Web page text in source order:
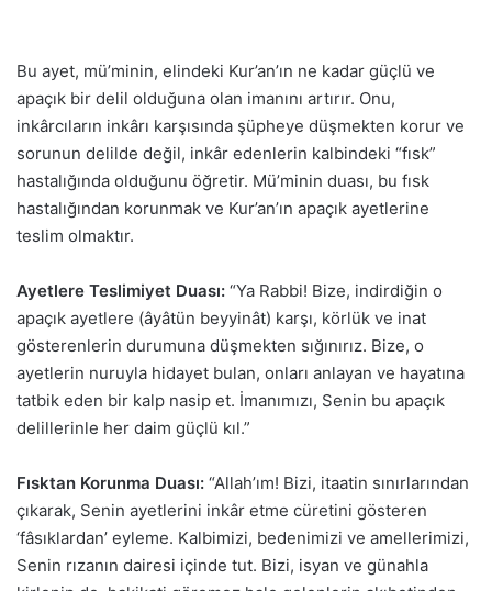
Bu ayet, mü’minin, elindeki Kur’an’ın ne kadar güçlü ve
apaçık bir delil olduğuna olan imanını artırır. Onu,
inkârcıların inkârı karşısında şüpheye düşmekten korur ve
sorunun delilde değil, inkâr edenlerin kalbindeki “fısk”
hastalığında olduğunu öğretir. Mü’minin duası, bu fısk
hastalığından korunmak ve Kur’an’ın apaçık ayetlerine
teslim olmaktır.
Ayetlere Teslimiyet Duası: “Ya Rabbi! Bize, indirdiğin o
apaçık ayetlere (âyâtün beyyinât) karşı, körlük ve inat
gösterenlerin durumuna düşmekten sığınırız. Bize, o
ayetlerin nuruyla hidayet bulan, onları anlayan ve hayatına
tatbik eden bir kalp nasip et. İmanımızı, Senin bu apaçık
delillerinle her daim güçlü kıl.”
Fısktan Korunma Duası: “Allah’ım! Bizi, itaatin sınırlarından
çıkarak, Senin ayetlerini inkâr etme cüretini gösteren
‘fâsıklardan’ eyleme. Kalbimizi, bedenimizi ve amellerimizi,
Senin rızanın dairesi içinde tut. Bizi, isyan ve günahla